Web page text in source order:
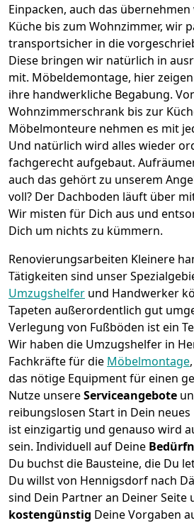
Einpacken, auch das
Küche bis zum Wohnzimmer, wir
transportsicher in die
Diese bringen wir natürlich in
mit. Möbeldemontage, hier
ihre handwerkliche Begabung.
Wohnzimmerschrank bis zur
Möbelmonteure nehmen es mit
Und natürlich wird alles wieder
fachgerecht aufgebaut.
auch das gehört zu unserem
voll? Der Dachboden läuft über
Wir misten für Dich aus und
Dich um nichts zu kümmern.
Renovierungsarbeiten Kleinere
Tätigkeiten sind unser
Umzugshelfer und Handwerker
Tapeten außerordentlich gut
Verlegung von Fußböden ist ein
Wir haben die Umzugshelfer in
Fachkräfte für die Möbelmontage
das nötige Equipment für einen
Nutze unsereServiceangebote
reibungslosen Start in Dein neues
ist einzigartig und genauso wird
sein. Individuell auf Deine
Du buchst die Bausteine, die Du
Du willst von Hennigsdorf nach
sind Dein Partner an Deiner Seite
kostengünstig Deine Vorgaben